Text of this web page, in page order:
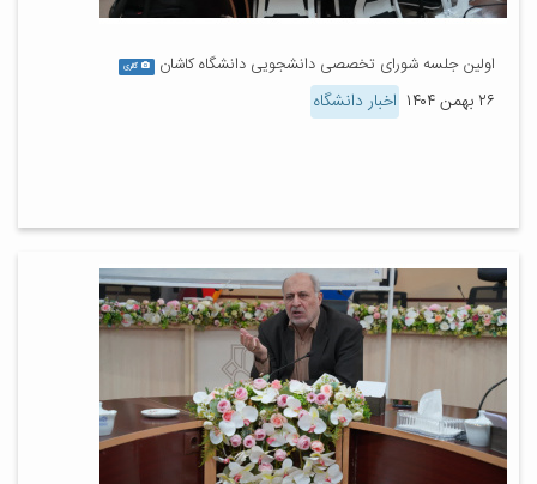
اولین جلسه شورای تخصصی دانشجویی دانشگاه کاشان گالری
۲۶ بهمن ۱۴۰۴ اخبار دانشگاه